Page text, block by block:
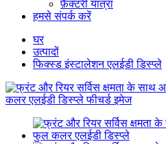
फ़ैक्टरी यात्रा
हमसे संपर्क करें
घर
उत्पादों
फिक्स्ड इंस्टालेशन एलईडी डिस्प्ले